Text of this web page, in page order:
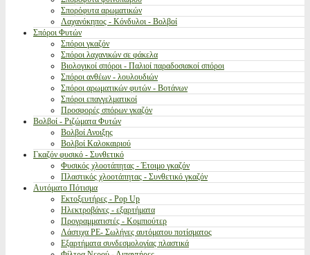
Σπορόφυτα αρωματικών
Λαχανόκηπος - Κόνδυλοι - Βολβοί
Σπόροι Φυτών
Σπόροι γκαζόν
Σπόροι λαχανικών σε φάκελα
Βιολογικοί σπόροι - Παλιοί παραδοσιακοί σπόροι
Σπόροι ανθέων - λουλουδιών
Σπόροι αρωματικών φυτών - Βοτάνων
Σπόροι επαγγελματικοί
Προσφορές σπόρων γκαζόν
Βολβοί - Ριζώματα Φυτών
Βολβοί Ανοιξης
Βολβοί Καλοκαιριού
Γκαζόν φυσικό - Συνθετικό
Φυσικός χλοοτάπητας - Έτοιμο γκαζόν
Πλαστικός χλοοτάπητας - Συνθετικό γκαζόν
Αυτόματο Πότισμα
Εκτοξευτήρες - Pop Up
Ηλεκτροβάνες - εξαρτήματα
Προγραμματιστές - Κομπιούτερ
Λάστιχα PE- Σωλήνες αυτόματου ποτίσματος
Εξαρτήματα συνδεσμολογίας πλαστικά